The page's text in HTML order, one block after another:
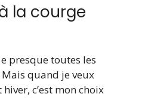
la courge
presque toutes les
quand je veux
c’est mon choix